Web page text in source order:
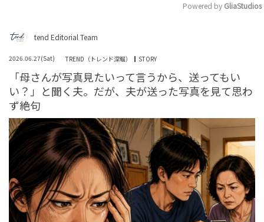
「家を売るんじゃなかった」貯金3,000万円も六畳一間の
SNS BUZZ（SNSで話題）
PEOPLE
tend Editorial Team
ンネル脱退を電撃発表、「精神的にキツくなった」と苦
悩を告白
HUMAN（話題の人）
CREATORS
tend Editorial Team
善意で助けた中学生に500万円請求の衝撃！中国で起きた
転倒事故の泥沼訴訟と不可解な交通警察の判断に批判噴
Powered by GliaStudios
tend Editorial Team
2026.06.27(Sat) TREND（トレンド深堀） STORY
「母さんが写真見たいって言うから、送ってもい
い？」と聞く夫。だが、夫が送った写真を見て思わ
ず絶句